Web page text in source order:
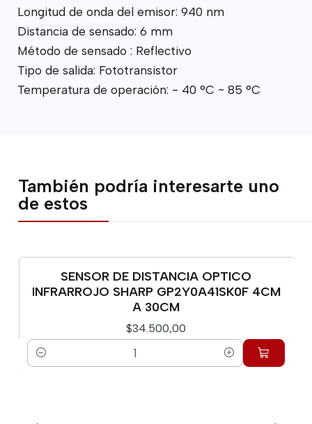
Longitud de onda del emisor: 940 nm
Distancia de sensado: 6 mm
Método de sensado : Reflectivo
Tipo de salida: Fototransistor
Temperatura de operación: - 40 °C ~ 85 °C
También podría interesarte uno
de estos
SENSOR DE DISTANCIA OPTICO
INFRARROJO SHARP GP2Y0A41SK0F 4CM
A 30CM
$34.500,00
Cantidad